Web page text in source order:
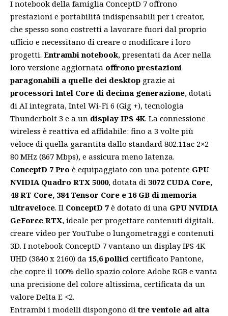
I notebook della famiglia ConceptD 7 offrono
prestazioni e portabilità indispensabili per i creator,
che spesso sono costretti a lavorare fuori dal proprio
ufficio e necessitano di creare o modificare i loro
progetti. Entrambi notebook, presentati da Acer nella
loro versione aggiornata offrono prestazioni
paragonabili a quelle dei desktop grazie ai
processori Intel Core di decima generazione, dotati
di AI integrata, Intel Wi-Fi 6 (Gig +), tecnologia
Thunderbolt 3 e a un display IPS 4K. La connessione
wireless è reattiva ed affidabile: fino a 3 volte più
veloce di quella garantita dallo standard 802.11ac 2×2
80 MHz (867 Mbps), e assicura meno latenza.
ConceptD 7 Pro è equipaggiato con una potente GPU
NVIDIA Quadro RTX 5000, dotata di 3072 CUDA Core,
48 RT Core, 384 Tensor Core e 16 GB di memoria
ultraveloce. Il ConceptD 7 è dotato di una GPU NVIDIA
GeForce RTX, ideale per progettare contenuti digitali,
creare video per YouTube o lungometraggi e contenuti
3D. I notebook ConceptD 7 vantano un display IPS 4K
UHD (3840 x 2160) da 15,6 pollici certificato Pantone,
che copre il 100% dello spazio colore Adobe RGB e vanta
una precisione del colore altissima, certificata da un
valore Delta E <2.
Entrambi i modelli dispongono di tre ventole ad alta